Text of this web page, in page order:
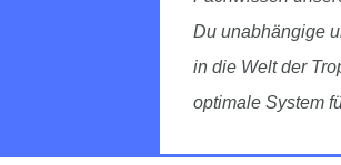
Du unabhängige
in die Welt der
optimale System